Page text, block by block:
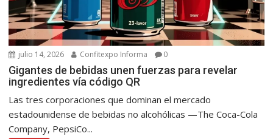
julio 14, 2026 Confitexpo Informa 0
Gigantes de bebidas unen fuerzas para revelar
ingredientes vía código QR
Las tres corporaciones que dominan el mercado
estadounidense de bebidas no alcohólicas —The Coca-Cola
Company, PepsiCo...